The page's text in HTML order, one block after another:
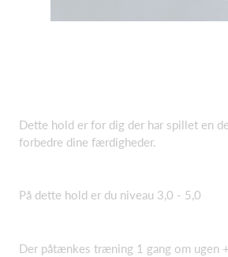
Dette hold er for dig der har spillet en
forbedre dine færdigheder.
På dette hold er du niveau 3,0 - 5,0
Der påtænkes træning 1 gang om ugen